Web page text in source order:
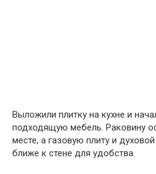
Выложили плитку на кухне и
подходящую мебель. Раковину
месте, а газовую плиту и
ближе к стене для удобства.